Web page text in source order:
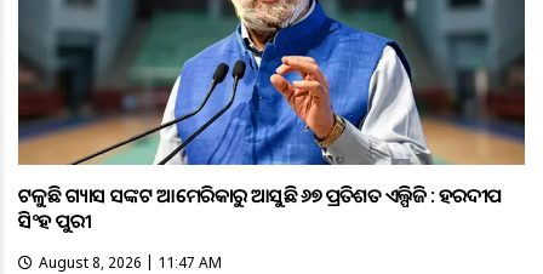
ଟଳୁଛି ଗ୍ୟାସ ସଙ୍କଟ ଆମେରିକାରୁ ଆସୁଛି ୬୭ ପ୍ରତିଶତ ଏଲ୍ପିଜି : ହରଦୀପ
ସିଂହ ପୁରୀ
August 8, 2026 | 11:47 AM